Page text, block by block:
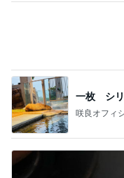
一枚 シ
咲良オフィ